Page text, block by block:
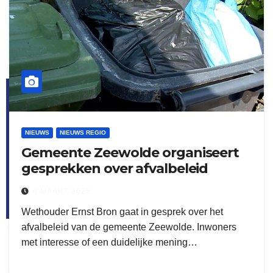
kleijer
flitsmeister
ook adverteren
NIEUWS NIEUWS REGIO
Gemeente Zeewolde organiseert
gesprekken over afvalbeleid
Wethouder Ernst Bron gaat in gesprek over het
afvalbeleid van de gemeente Zeewolde. Inwoners
met interesse of een duidelijke mening…